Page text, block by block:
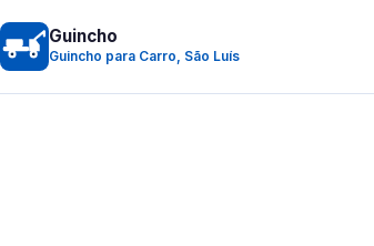
Guincho
Guincho para Carro, São Luís